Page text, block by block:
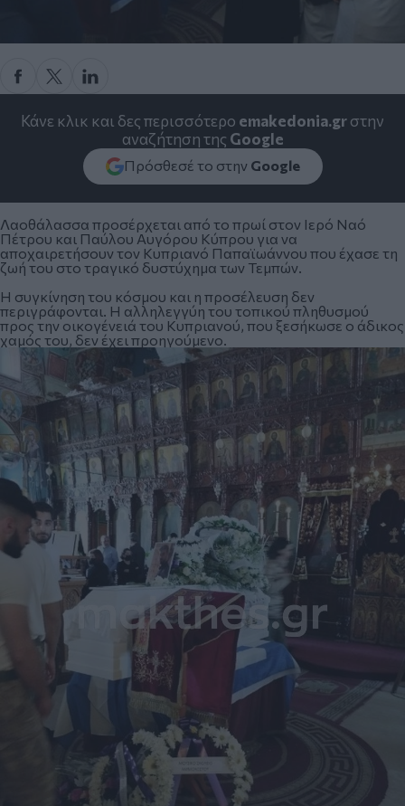
Κάνε κλικ και δες περισσότερο emakedonia.grστην
αναζήτηση της Google
Πρόσθεσέ το στην Google
Λαοθάλασσα προσέρχεται από το πρωί στον Ιερό Ναό
Πέτρου και Παύλου Αυγόρου Κύπρου για να
αποχαιρετήσουν τον Κυπριανό Παπαϊωάννου που έχασε τη
ζωή του στο τραγικό δυστύχημα των Τεμπών.
Η συγκίνηση του κόσμου και η προσέλευση δεν
περιγράφονται. Η αλληλεγγύη του τοπικού πληθυσμού
προς την οικογένειά του Κυπριανού, που ξεσήκωσε ο άδικος
χαμός του, δεν έχει προηγούμενο.